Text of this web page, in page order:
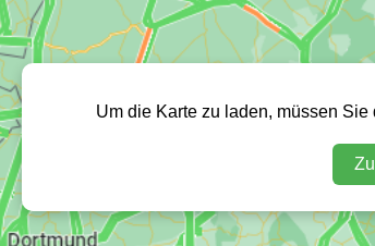
Um die Karte zu laden, müssen Sie